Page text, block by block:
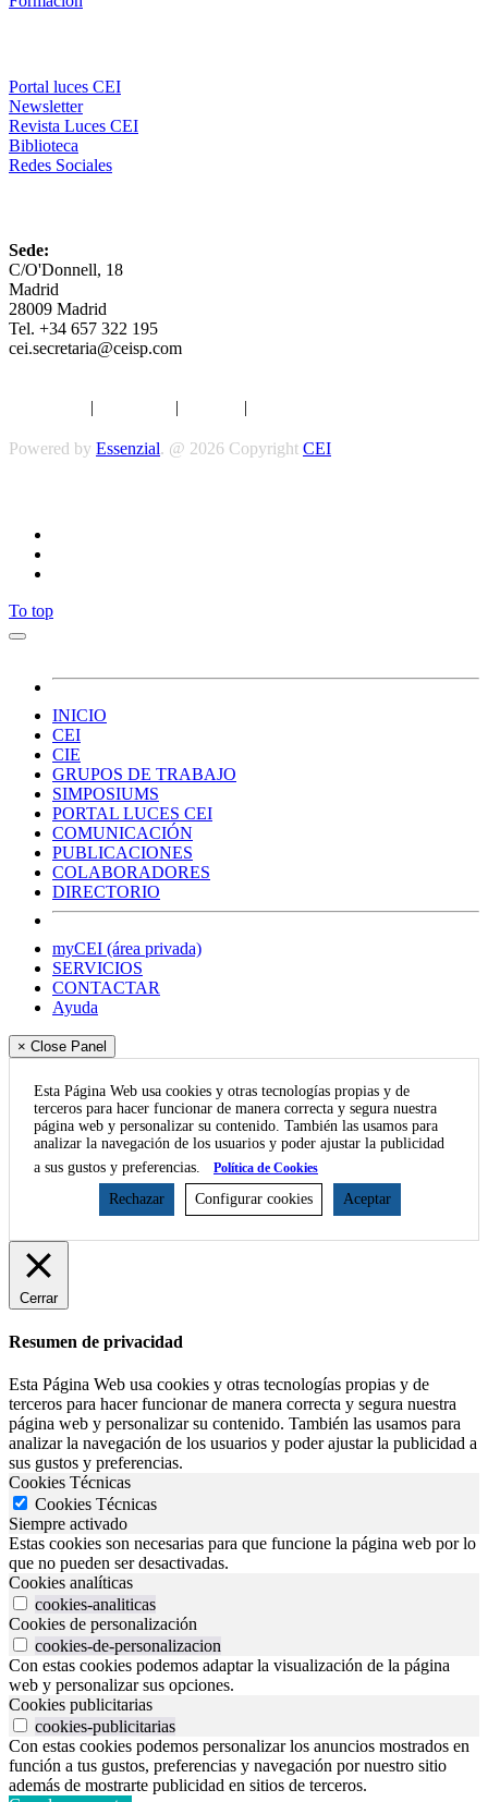
Portal luces CEI
Newsletter
Revista Luces CEI
Biblioteca
Redes Sociales
Sede:
C/O'Donnell, 18
Madrid
28009 Madrid
Tel. +34 657 322 195
cei.secretaria@ceisp.com
| | |
Powered by Essenzial. @ 2026 Copyright CEI
To top
INICIO
CEI
CIE
GRUPOS DE TRABAJO
SIMPOSIUMS
PORTAL LUCES CEI
COMUNICACIÓN
PUBLICACIONES
COLABORADORES
DIRECTORIO
myCEI (área privada)
SERVICIOS
CONTACTAR
Ayuda
× Close Panel
Esta Página Web usa cookies y otras tecnologías propias y de
terceros para hacer funcionar de manera correcta y segura nuestra
página web y personalizar su contenido. También las usamos para
analizar la navegación de los usuarios y poder ajustar la publicidad
a sus gustos y preferencias.
Política de Cookies
Rechazar Configurar cookies Aceptar
Cerrar
Resumen de privacidad
Esta Página Web usa cookies y otras tecnologías propias y de
terceros para hacer funcionar de manera correcta y segura nuestra
página web y personalizar su contenido. También las usamos para
analizar la navegación de los usuarios y poder ajustar la publicidad a
sus gustos y preferencias.
Cookies Técnicas
Cookies Técnicas
Siempre activado
Estas cookies son necesarias para que funcione la página web por lo
que no pueden ser desactivadas.
Cookies analíticas
cookies-analiticas
Cookies de personalización
cookies-de-personalizacion
Con estas cookies podemos adaptar la visualización de la página
web y personalizar sus opciones.
Cookies publicitarias
cookies-publicitarias
Con estas cookies podemos personalizar los anuncios mostrados en
función a tus gustos, preferencias y navegación por nuestro sitio
además de mostrarte publicidad en sitios de terceros.